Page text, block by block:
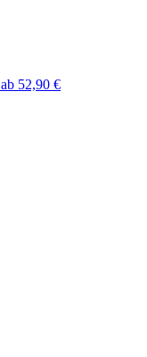
ab 52,90 €